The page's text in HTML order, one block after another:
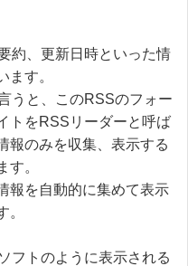
約、更新日時といった情
ます。
うと、このRSSのフォー
トをRSSリーダーと呼ば
報のみを収集、表示する
す。
報を自動的に集めて表示
。
フトのように表示される